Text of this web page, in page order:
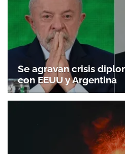
Se agravan crisis
con EEUU y Argentina